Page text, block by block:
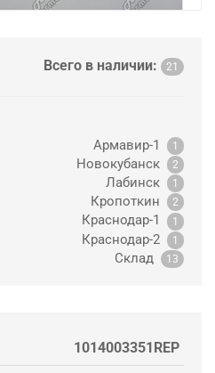
Всего в наличии: 21
Армавир-1 1
Новокубанск 2
Лабинск 1
Кропоткин 2
Краснодар-1 1
Краснодар-2 1
Склад 13
1014003351REP